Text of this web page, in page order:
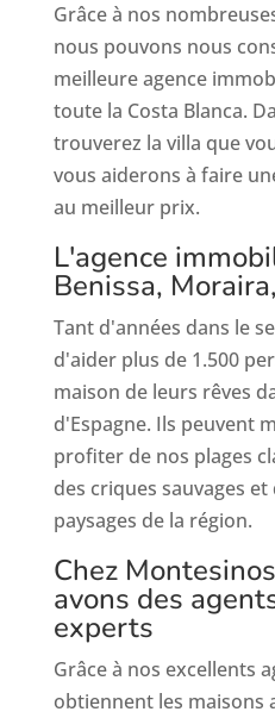
Grâce à nos
nous pouvons nous
meilleure agence
toute la Costa Blanca.
trouverez la villa que
vous aiderons à faire
au meilleur prix.
L'agence
Benissa,
Tant d'années dans le
d'aider plus de 1.500
maison de leurs rêves
d'Espagne. Ils peuvent
profiter de nos plages
des criques sauvages
paysages de la région.
Chez
avons des
experts
Grâce à nos excellents
obtiennent les maisons